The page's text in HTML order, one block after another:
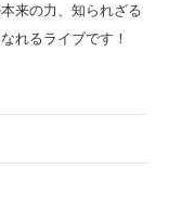
来の力、知られざる
れるライブです！